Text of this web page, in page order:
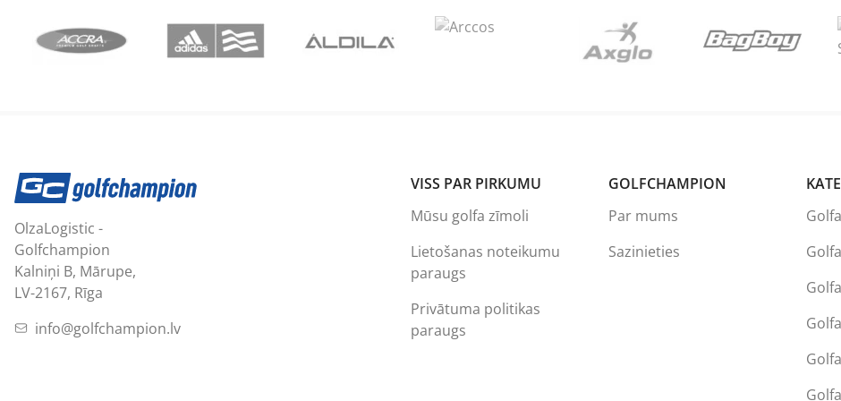
OlzaLogistic -
Golfchampion
Kalniņi B, Mārupe,
LV-2167, Rīga
info@golfchampion.lv
VISS PAR PIRKUMU
Mūsu golfa zīmoli
Lietošanas noteikumu
paraugs
Privātuma politikas
paraugs
GOLFCHAMPION
Par mums
Sazinieties